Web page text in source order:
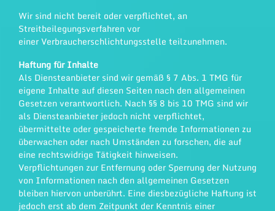
Wir sind nicht bereit oder verpflichtet, an
Streitbeilegungsverfahren vor
einer Verbraucherschlichtungsstelle teilzunehmen.
Haftung für Inhalte
Als Diensteanbieter sind wir gemäß § 7 Abs. 1 TMG für
eigene Inhalte auf diesen Seiten nach den allgemeinen
Gesetzen verantwortlich. Nach §§ 8 bis 10 TMG sind wir
als Diensteanbieter jedoch nicht verpflichtet,
übermittelte oder gespeicherte fremde Informationen zu
überwachen oder nach Umständen zu forschen, die auf
eine rechtswidrige Tätigkeit hinweisen.
Verpflichtungen zur Entfernung oder Sperrung der Nutzung
von Informationen nach den allgemeinen Gesetzen
bleiben hiervon unberührt. Eine diesbezügliche Haftung ist
jedoch erst ab dem Zeitpunkt der Kenntnis einer